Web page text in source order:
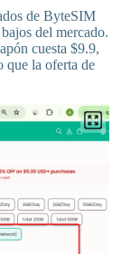
de ByteSIM
del mercado.
cuesta $9.9,
que la oferta de